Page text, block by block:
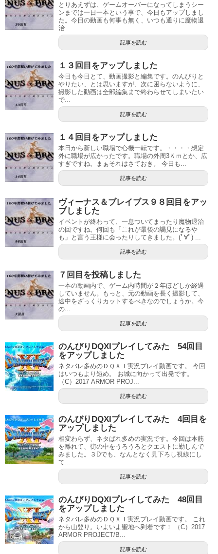
とりあえずは、ゲームオーバーになってしまうシー
ンまでは一日一本という事で、今日もアップしまし
た。今日の動画も何事も無く、いつも通りに魔物退
治...
記事を読む
１３回目をアップしました
今日も今日とて、動画撮影と編集です。のんびりと
やりたい、とは思いますが、次に困らないように、
撮影した動画は全部編集まで終わらせてしまいたい
で...
記事を読む
１４回目をアップしました
本日から新しい職場で心機一転です。・・・・想定
外に職場が広かったです。職場の外周3Ｋｍとか、広
すぎですね。まぁそれはさておき。 今日も...
記事を読む
ヴィーナス＆ブレイブス９８回目をアッ
プしました
イベントが終わって、一息ついてまったり魔物退治
の回ですね。何回も「これが最後の謁見になるや
も」と言う王様に会ったりしてきました。(ﾟ∀ﾟ) ...
記事を読む
７回目を投稿しました
一本の動画内で、ゲーム内時間が２年ほどしか経過
していません。もっと、元の動画を長く撮影して、
途中をざっくりカットするべきなのでしょうか。今
の...
記事を読む
のんびりDQXIプレイしてみた 54回目
をアップしました
ネタバレ多めのＤＱＸＩ実況プレイ動画です。 今回
はいつもより短め。 お城に向かって出発です。
（C）2017 ARMOR PROJ...
記事を読む
のんびりDQXIプレイしてみた 4回目を
アップしました
相変わらず、ネタばれ多めの実況です。今回は本筋
を離れて、街の中をうろうろとクエストに勤しんで
みました。３Dでも、なんとなく見下ろし視線にし
て...
記事を読む
のんびりDQXIプレイしてみた 48回目
をアップしました
ネタバレ多めのＤＱＸＩ実況プレイ動画です。 これ
から山登り。いよいよ聖地へ到着です！ （C）2017
ARMOR PROJECT/B...
記事を読む